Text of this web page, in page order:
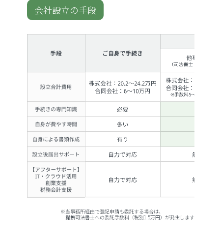
会社設立の手段
※当事務所経由で登記申請も委託する場合は、
提携司法書士への委託手数料（税別1.5万円）が発生します